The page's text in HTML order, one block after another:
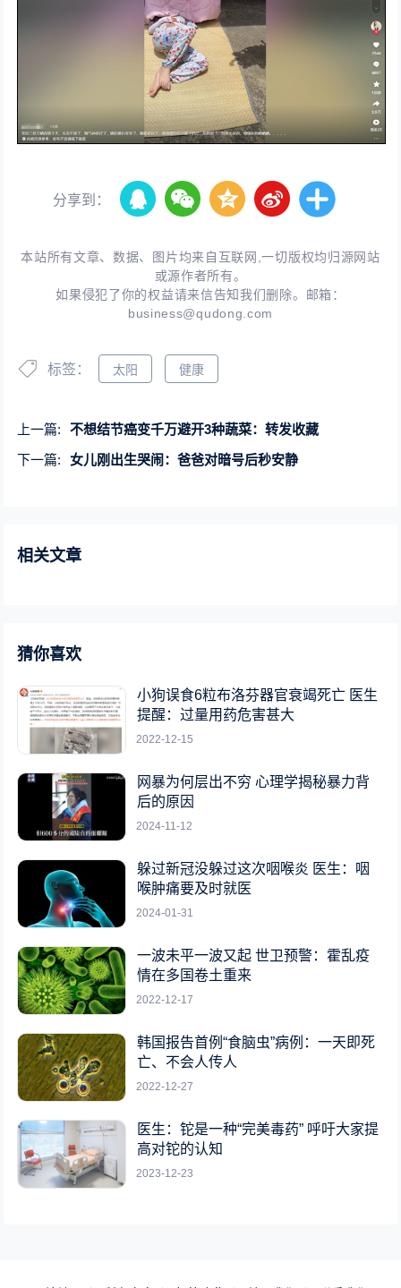
分享到：
本站所有文章、数据、图片均来自互联网,一切版权均归源网站
或源作者所有。
如果侵犯了你的权益请来信告知我们删除。邮箱：
business@qudong.com
标签： 太阳 健康
上一篇:
不想结节癌变千万避开3种蔬菜：转发收藏
下一篇:
女儿刚出生哭闹：爸爸对暗号后秒安静
相关文章
猜你喜欢
小狗误食6粒布洛芬器官衰竭死亡 医生
提醒：过量用药危害甚大
2022-12-15
网暴为何层出不穷 心理学揭秘暴力背
后的原因
2024-11-12
躲过新冠没躲过这次咽喉炎 医生：咽
喉肿痛要及时就医
2024-01-31
一波未平一波又起 世卫预警：霍乱疫
情在多国卷土重来
2022-12-17
韩国报告首例“食脑虫”病例：一天即死
亡、不会人传人
2022-12-27
医生：铊是一种“完美毒药” 呼吁大家提
高对铊的认知
2023-12-23